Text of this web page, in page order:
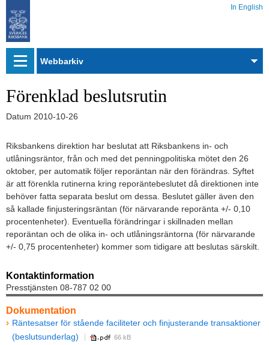
In English
Webbarkiv
Förenklad beslutsrutin
Datum 2010-10-26
Riksbankens direktion har beslutat att Riksbankens in- och
utlåningsräntor, från och med det penningpolitiska mötet den 26
oktober, per automatik följer reporäntan när den förändras. Syftet
är att förenkla rutinerna kring reporäntebeslutet då direktionen inte
behöver fatta separata beslut om dessa. Beslutet gäller även den
så kallade finjusteringsräntan (för närvarande reporänta +/- 0,10
procentenheter). Eventuella förändringar i skillnaden mellan
reporäntan och de olika in- och utlåningsräntorna (för närvarande
+/- 0,75 procentenheter) kommer som tidigare att beslutas särskilt.
Kontaktinformation
Presstjänsten 08-787 02 00
Dokumentation
Räntesatser för stående faciliteter och finjusterande transaktioner
(beslutsunderlag)
66 kB